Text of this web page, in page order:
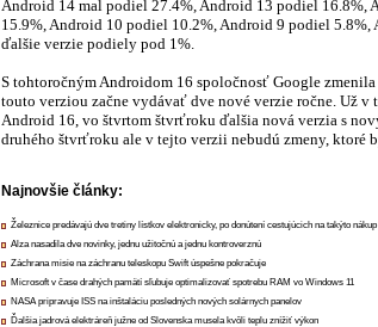
Android 14 mal podiel 27.4%, Android 13 podiel 16.8%,
15.9%, Android 10 podiel 10.2%, Android 9 podiel
ďalšie verzie podiely pod 1%.
S tohtoročným Androidom 16 spoločnosť Google
touto verziou začne vydávať dve nové verzie ročne. Už
Android 16, vo štvrtom štvrťroku ďalšia nová verzia s
druhého štvrťroku ale v tejto verzii nebudú zmeny,
Najnovšie články:
Železnice predávajú dve tretiny lístkov elektronicky, po donútení cestujúcich na takýto nákup
Alza nasadila dve novinky, jednu užitočnú a jednu kontroverznú
Záchrana misie na záchranu teleskopu Swift úspešne pokračuje
Microsoft v čase drahých pamätí sľubuje optimalizovať spotrebu RAM vo Windows 11
NASA pripravuje ISS na inštaláciu posledných nových solárnych panelov
Ďalšia jadrová elektráreň južne od Slovenska musela kvôli teplu znížiť výkon